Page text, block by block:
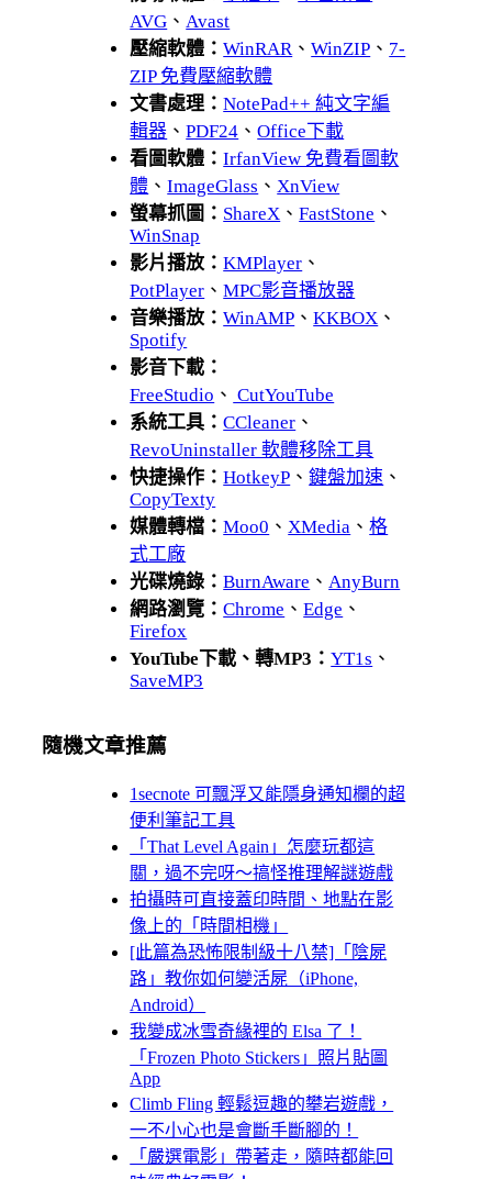
AVG 、 Avast
壓縮軟體：WinRAR 、WinZIP 、 7-
ZIP 免費壓縮軟體
文書處理：NotePad++ 純文字編
輯器 、PDF24 、Office下載
看圖軟體：IrfanView 免費看圖軟
體 、ImageGlass 、 XnView
螢幕抓圖： ShareX 、FastStone 、
WinSnap
影片播放：KMPlayer 、
PotPlayer 、MPC影音播放器
音樂播放：WinAMP 、KKBOX 、
Spotify
影音下載：
FreeStudio 、 CutYouTube
系統工具：CCleaner 、
RevoUninstaller 軟體移除工具
快捷操作：HotkeyP 、鍵盤加速 、
CopyTexty
媒體轉檔：Moo0 、 XMedia 、格
式工廠
光碟燒錄：BurnAware 、 AnyBurn
網路瀏覽：Chrome 、Edge 、
Firefox
YouTube下載、轉MP3：YT1s 、
SaveMP3
隨機文章推薦
1secnote 可飄浮又能隱身通知欄的超
便利筆記工具
「That Level Again」怎麼玩都這
關，過不完呀～搞怪推理解謎遊戲
拍攝時可直接蓋印時間、地點在影
像上的「時間相機」
[此篇為恐怖限制級十八禁]「陰屍
路」教你如何變活屍（iPhone,
Android）
我變成冰雪奇緣裡的 Elsa 了！
「Frozen Photo Stickers」照片貼圖
App
Climb Fling 輕鬆逗趣的攀岩遊戲，
一不小心也是會斷手斷腳的！
「嚴選電影」帶著走，隨時都能回